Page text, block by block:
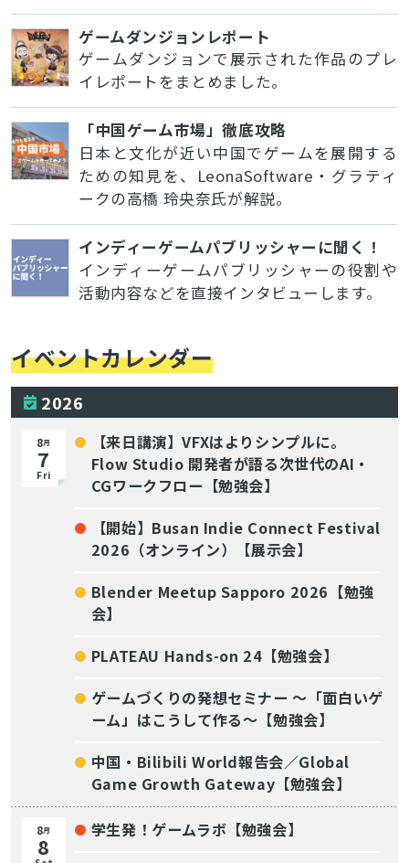
ゲームダンジョンレポート
ゲームダンジョンで展示された作品のプレ
イレポートをまとめました。
「中国ゲーム市場」徹底攻略
日本と文化が近い中国でゲームを展開する
ための知見を、LeonaSoftware・グラティ
ークの高橋 玲央奈氏が解説。
インディーゲームパブリッシャーに聞く！
インディーゲームパブリッシャーの役割や
活動内容などを直接インタビューします。
イベントカレンダー
2026
8月
7
Fri
【来日講演】VFXはよりシンプルに。
Flow Studio 開発者が語る次世代のAI・
CGワークフロー【勉強会】
【開始】Busan Indie Connect Festival
2026（オンライン）【展示会】
Blender Meetup Sapporo 2026【勉強
会】
PLATEAU Hands-on 24【勉強会】
ゲームづくりの発想セミナー ～「面白いゲ
ーム」はこうして作る～【勉強会】
中国・Bilibili World報告会／Global
Game Growth Gateway【勉強会】
8月
8
学生発！ゲームラボ【勉強会】